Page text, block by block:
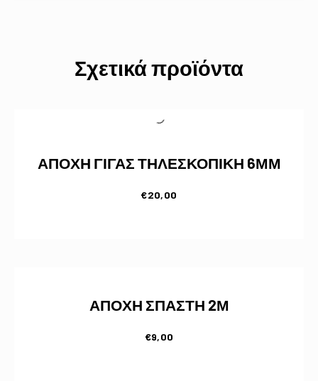
Σχετικά προϊόντα
ΑΠΟΧΗ ΓΙΓΑΣ ΤΗΛΕΣΚΟΠΙΚΗ 6ΜΜ
€20,00
ΑΠΟΧΗ ΣΠΑΣΤΗ 2Μ
€9,00